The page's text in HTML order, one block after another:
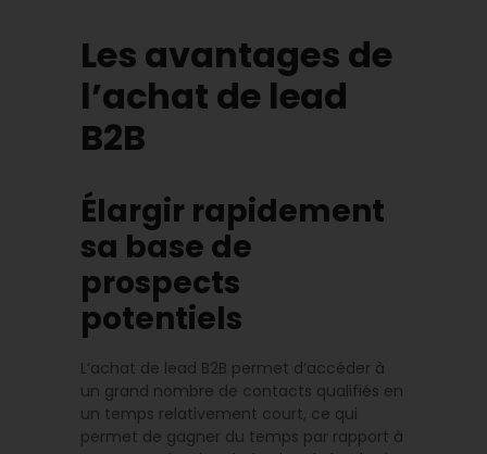
Les avantages de
l’achat de lead
B2B
Élargir rapidement
sa base de
prospects
potentiels
L’achat de lead B2B permet d’accéder à
un grand nombre de contacts qualifiés en
un temps relativement court, ce qui
permet de gagner du temps par rapport à